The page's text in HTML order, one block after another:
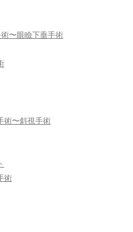
〜眼瞼下垂手術
術〜斜視手術
術